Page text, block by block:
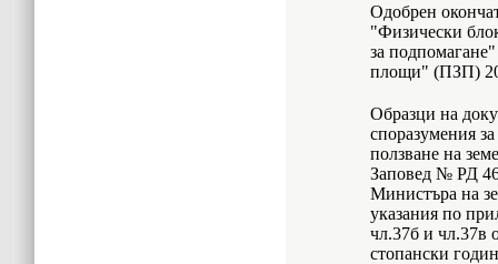
Одобрен
"Физически
за
площи" (ПЗП)
Образци на
споразумения
ползване на
Заповед № РД
Министъра на
указания по
чл.37б и чл.37в
стопански